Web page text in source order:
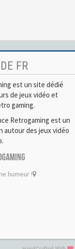
FR
est un site dédié
de jeux vidéo et
gaming.
Retrogaming est un
autour des jeux vidéo
humeur !